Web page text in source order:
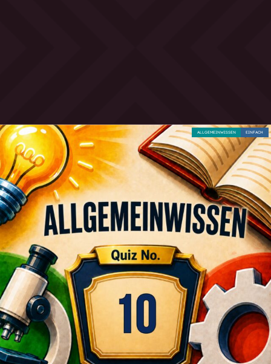
EINFACH
ALLGEMEINWISSEN